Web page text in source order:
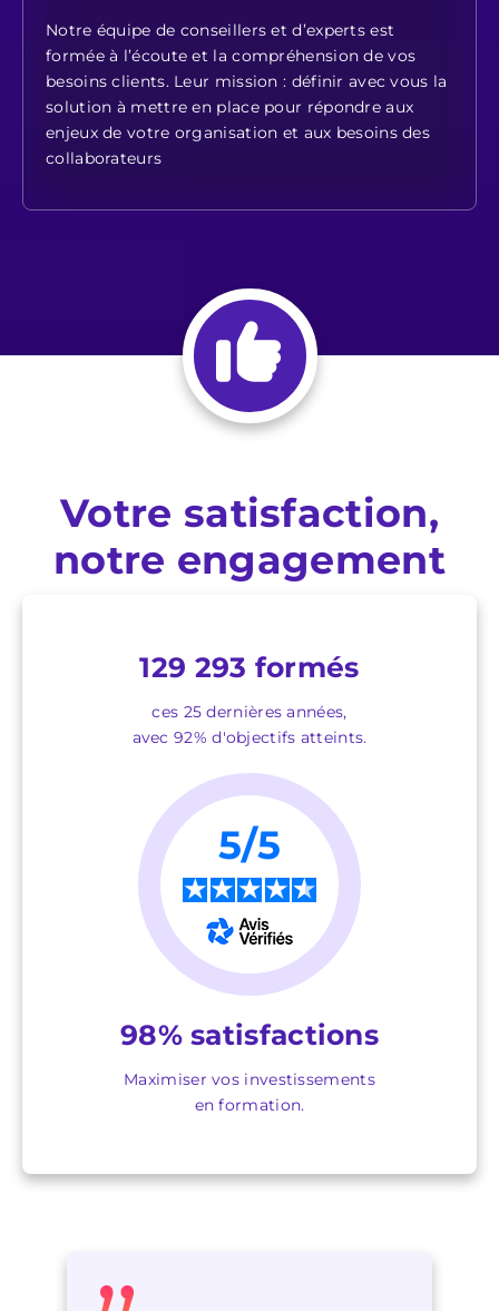
Notre équipe de conseillers et d’experts est
formée à l’écoute et la compréhension de vos
besoins clients. Leur mission : définir avec vous la
solution à mettre en place pour répondre aux
enjeux de votre organisation et aux besoins des
collaborateurs
Votre satisfaction,
notre engagement
129 293 formés
ces 25 dernières années,
avec 92% d'objectifs atteints.
5/5
★★★★★
98% satisfactions
Maximiser vos investissements
en formation.